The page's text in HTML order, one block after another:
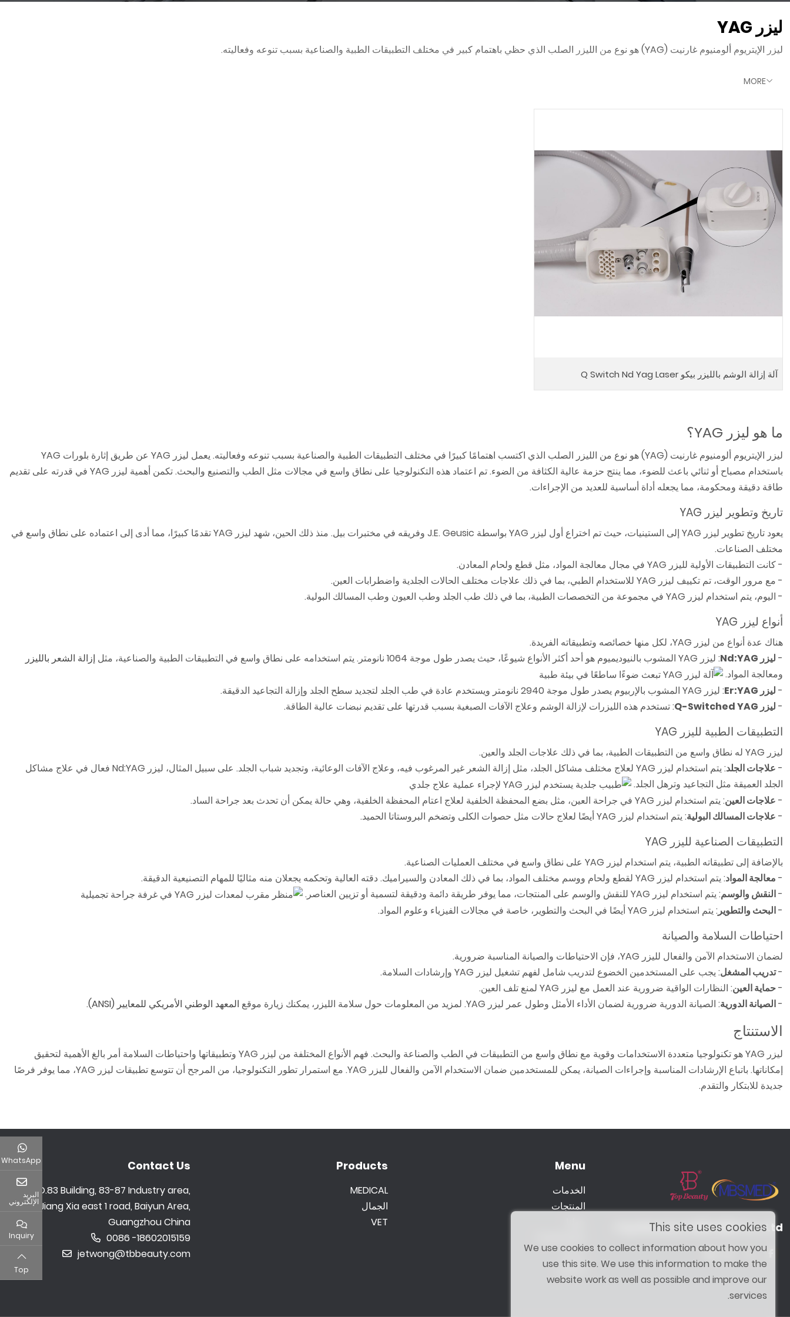
ليزر YAG
ليزر الإيتريوم ألومنيوم غارنيت (YAG) هو نوع من الليزر الصلب الذي حظي باهتمام كبير في مختلف التطبيقات الطبية والصناعية بسبب تنوعه وفعاليته.
MORE
آلة إزالة الوشم بالليزر بيكو Q Switch Nd Yag Laser
ما هو ليزر YAG؟
ليزر الإيتريوم ألومنيوم غارنيت (YAG) هو نوع من الليزر الصلب الذي اكتسب اهتمامًا كبيرًا في مختلف التطبيقات الطبية والصناعية بسبب تنوعه وفعاليته. يعمل ليزر YAG عن طريق إثارة بلورات YAG
باستخدام مصباح أو ثنائي باعث للضوء، مما ينتج حزمة عالية الكثافة من الضوء. تم اعتماد هذه التكنولوجيا على نطاق واسع في مجالات مثل الطب والتصنيع والبحث. تكمن أهمية ليزر YAG في قدرته على تقديم
طاقة دقيقة ومحكومة، مما يجعله أداة أساسية للعديد من الإجراءات.
تاريخ وتطوير ليزر YAG
يعود تاريخ تطوير ليزر YAG إلى الستينيات، حيث تم اختراع أول ليزر YAG بواسطة J.E. Geusic وفريقه في مختبرات بيل. منذ ذلك الحين، شهد ليزر YAG تقدمًا كبيرًا، مما أدى إلى اعتماده على نطاق واسع في
مختلف الصناعات.
- كانت التطبيقات الأولية لليزر YAG في مجال معالجة المواد، مثل قطع ولحام المعادن.
- مع مرور الوقت، تم تكييف ليزر YAG للاستخدام الطبي، بما في ذلك علاجات مختلف الحالات الجلدية واضطرابات العين.
- اليوم، يتم استخدام ليزر YAG في مجموعة من التخصصات الطبية، بما في ذلك طب الجلد وطب العيون وطب المسالك البولية.
أنواع ليزر YAG
هناك عدة أنواع من ليزر YAG، لكل منها خصائصه وتطبيقاته الفريدة.
- ليزر Nd:YAG : ليزر YAG المشوب بالنيوديميوم هو أحد أكثر الأنواع شيوعًا، حيث يصدر طول موجة 1064 نانومتر. يتم استخدامه على نطاق واسع في التطبيقات الطبية والصناعية، مثل
إزالة الشعر بالليزر
ومعالجة المواد.
- ليزر Er:YAG
: ليزر YAG المشوب بالإربيوم يصدر طول موجة 2940 نانومتر ويستخدم عادة في طب الجلد لتجديد سطح الجلد وإزالة التجاعيد الدقيقة.
- ليزر Q-Switched YAG : تستخدم هذه الليزرات لإزالة الوشم وعلاج الآفات الصبغية بسبب قدرتها على تقديم نبضات عالية الطاقة.
التطبيقات الطبية لليزر YAG
ليزر YAG له نطاق واسع من التطبيقات الطبية، بما في ذلك علاجات الجلد والعين.
- علاجات الجلد
: يتم استخدام ليزر YAG لعلاج مختلف مشاكل الجلد، مثل إزالة الشعر غير المرغوب فيه، وعلاج الآفات الوعائية، وتجديد شباب الجلد. على سبيل المثال، ليزر Nd:YAG فعال في علاج مشاكل
الجلد العميقة مثل التجاعيد وترهل الجلد.
- علاجات العين: يتم استخدام ليزر YAG في جراحة العين، مثل بضع المحفظة الخلفية لعلاج اعتام المحفظة الخلفية، وهي حالة يمكن أن تحدث بعد جراحة الساد.
- علاجات المسالك البولية: يتم استخدام ليزر YAG أيضًا لعلاج حالات مثل حصوات الكلى وتضخم البروستاتا الحميد.
التطبيقات الصناعية لليزر YAG
بالإضافة إلى تطبيقاته الطبية، يتم استخدام ليزر YAG على نطاق واسع في مختلف العمليات الصناعية.
- معالجة المواد: يتم استخدام ليزر YAG لقطع ولحام ووسم مختلف المواد، بما في ذلك المعادن والسيراميك. دقته العالية وتحكمه يجعلان منه مثاليًا للمهام التصنيعية الدقيقة.
-النقش والوسم: يتم استخدام ليزر YAG للنقش والوسم على المنتجات، مما يوفر طريقة دائمة ودقيقة لتسمية أو تزيين العناصر.
-البحث والتطوير: يتم استخدام ليزر YAG أيضًا في البحث والتطوير، خاصة في مجالات الفيزياء وعلوم المواد.
احتياطات السلامة والصيانة
لضمان الاستخدام الآمن والفعال لليزر YAG، فإن الاحتياطات والصيانة المناسبة ضرورية.
-تدريب المشغل: يجب على المستخدمين الخضوع لتدريب شامل لفهم تشغيل ليزر YAG وإرشادات السلامة.
-حماية العين: النظارات الواقية ضرورية عند العمل مع ليزر YAG لمنع تلف العين.
-الصيانة الدورية: الصيانة الدورية ضرورية لضمان الأداء الأمثل وطول عمر ليزر YAG. لمزيد من المعلومات حول سلامة الليزر، يمكنك زيارة موقع المعهد الوطني الأمريكي للمعايير (ANSI) .
الاستنتاج
ليزر YAG هو تكنولوجيا متعددة الاستخدامات وقوية مع نطاق واسع من التطبيقات في الطب والصناعة والبحث. فهم الأنواع المختلفة من ليزر YAG وتطبيقاتها واحتياطات السلامة أمر بالغ الأهمية لتحقيق
إمكاناتها. باتباع الإرشادات المناسبة وإجراءات الصيانة، يمكن للمستخدمين ضمان الاستخدام الآمن والفعال لليزر YAG. مع استمرار تطور التكنولوجيا، من المرجح أن تتوسع تطبيقات ليزر YAG، مما يوفر فرصًا
جديدة للابتكار والتقدم.
Top Beauty & MBS MED Co., Ltd.
Menu
الخدمات
المنتجات
مدونة
الاتصال
Products
MEDICAL
الجمال
VET
Contact Us
NO.83 Building, 83-87 Industry area,
Jiang Xia east 1 road, Baiyun Area,
Guangzhou China
0086 -18602015159
jetwong@tbbeauty.com
WhatsApp
البريد
الإلكتروني
Inquiry
Top
This site uses cookies
We use cookies to collect information about how you
use this site. We use this information to make the
website work as well as possible and improve our
services.